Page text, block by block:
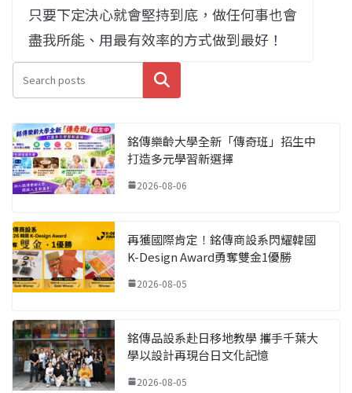
只要下定決心就會堅持到底，做任何事也會
盡我所能、用最有效率的方式做到最好！
搜尋
銘傳樂齡大學全新「傳奇班」招生中
打造多元學習新選擇
2026-08-06
再獲國際肯定！銘傳商設系閃耀韓國
K-Design Award勇奪雙金1優勝
2026-08-05
銘傳品設系赴日移地教學 攜手千葉大
學以設計再現台日文化記憶
2026-08-05